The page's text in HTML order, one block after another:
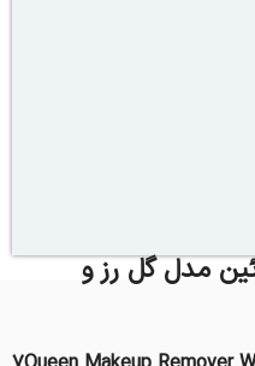
مدل گل رز و